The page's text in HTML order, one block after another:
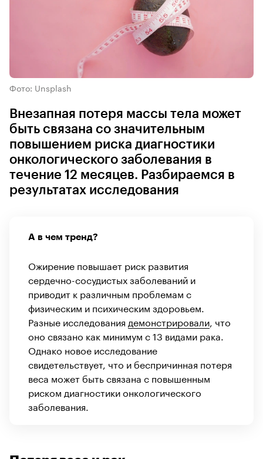
Фото: Unsplash
Внезапная потеря массы тела может
быть связана со значительным
повышением риска диагностики
онкологического заболевания в
течение 12 месяцев. Разбираемся в
результатах исследования
А в чем тренд?
Ожирение повышает риск развития
сердечно-сосудистых заболеваний и
приводит к различным проблемам с
физическим и психическим здоровьем.
Разные исследования демонстрировали , что
оно связано как минимум с 13 видами рака.
Однако новое исследование
свидетельствует, что и беспричинная потеря
веса может быть связана с повышенным
риском диагностики онкологического
заболевания.